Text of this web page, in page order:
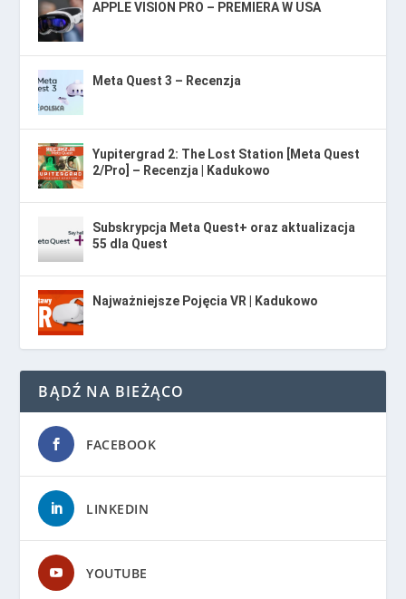
APPLE VISION PRO – PREMIERA W USA
Meta Quest 3 – Recenzja
Yupitergrad 2: The Lost Station [Meta Quest
2/Pro] – Recenzja | Kadukowo
Subskrypcja Meta Quest+ oraz aktualizacja
55 dla Quest
Najważniejsze Pojęcia VR | Kadukowo
BĄDŹ NA BIEŻĄCO
FACEBOOK
LINKEDIN
YOUTUBE